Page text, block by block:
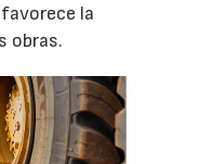
la
obras.